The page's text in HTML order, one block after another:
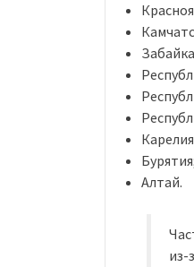
Алтай.
из-